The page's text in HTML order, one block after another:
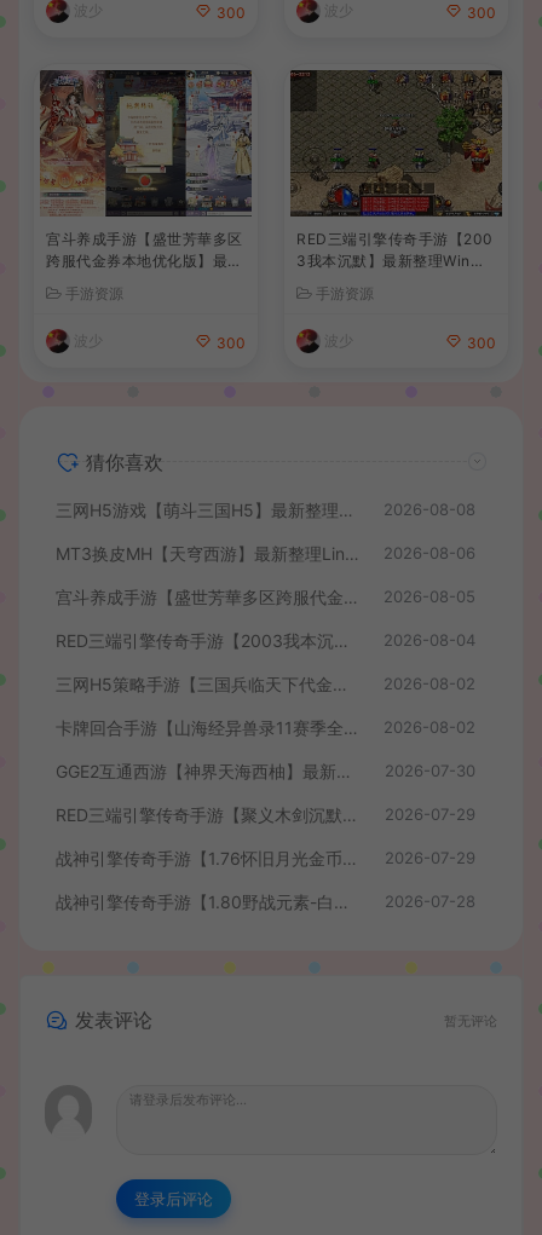
波少 300 波少 300
宫斗养成手游【盛世芳華多区
跨服代金券本地优化版】最新
整理单机一键即玩端+Linux
手工服务端+CDK授权后台
+安卓+详细搭建教程
手游资源
波少 300
RED三端引擎传奇手游【200
3我本沉默】最新整理Win系
服务端+安卓苹果PC三端+详
细搭建教程
手游资源
波少 300
猜你喜欢
三网H5游戏【萌斗三国H5】最新整理WIN系服务端+GM后台+详细搭建教程 2026-08-08
MT3换皮MH【天穹西游】最新整理Linux手工服务端+安卓苹果双端+GM后台+详细搭建教程+全套源码+视频教程 2026-08-06
宫斗养成手游【盛世芳華多区跨服代金券本地优化版】最新整理单机一键即玩端+Linux手工服务端+CDK授权后台+安卓+详细搭建教程 2026-08-05
RED三端引擎传奇手游【2003我本沉默】最新整理Win系服务端+安卓苹果PC三端+详细搭建教程 2026-08-04
三网H5策略手游【三国兵临天下代金券内购七合修复版】最新整理单机一键即玩镜像端+Linux手工服务端+管理后台+GM授权后台+简易安卓客户端+详细搭建教程+视频教程 2026-08-02
卡牌回合手游【山海经异兽录11赛季全人物代金券内购版】最新整理WIN系服务端+授权GM后台+管理后台+热更修改工具+安卓+详细搭建教程 2026-08-02
GGE2互通西游【神界天海西柚】最新整理Win系服务端+安卓苹果PC三端+内置GM工具+全套源码+详细搭建教程+视频教程 2026-07-30
RED三端引擎传奇手游【聚义木剑沉默高仿嘟嘟沉默】最新整理Win系服务端+安卓苹果PC三端+详细搭建教程 2026-07-29
战神引擎传奇手游【1.76怀旧月光金币版】最新整理Win系复古服务端+安卓苹果双端+GM授权物品后台+详细搭建教程 2026-07-29
战神引擎传奇手游【1.80野战元素-白猪7.2免授权】最新整理Win系特色服务端+安卓+GM授权物品后台+详细搭建教程 2026-07-28
发表评论 暂无评论
登录后评论